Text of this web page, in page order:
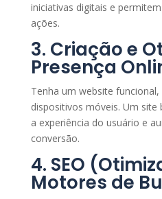
iniciativas digitais e
ações.
3. Criação e
Presença
Tenha um website
dispositivos móveis. Um
a experiência do usuário e
conversão.
4. SEO
Motores de